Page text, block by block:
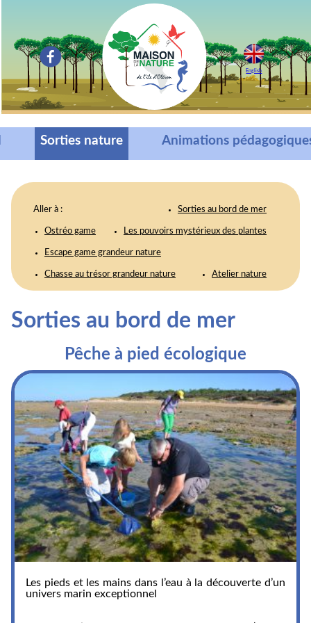
English
Sorties nature Animations
Aller à : sorties au bord de mer
ostréo game les pouvoirs mystérieux des plantes
escape game grandeur nature
chasse au trésor grandeur nature atelier nature
Sorties au bord de mer
Pêche à pied écologique
Les pieds et les mains dans l’eau à la découverte d’un
univers marin exceptionnel